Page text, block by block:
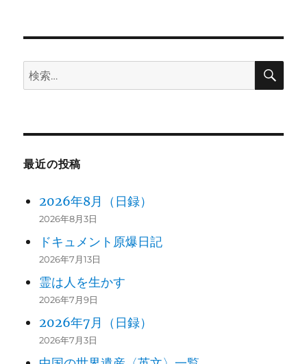
検
索:
検
最近の投稿
2026年8月（日録）
2026年8月3日
ドキュメント原爆日記
2026年7月13日
霊は人を生かす
2026年7月9日
2026年7月（日録）
2026年7月3日